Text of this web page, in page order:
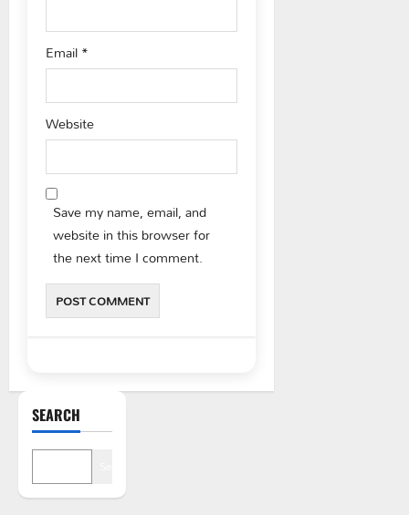
Email*
Website
Save my name, email, and
website in this browser for
the next time I comment.
SEARCH